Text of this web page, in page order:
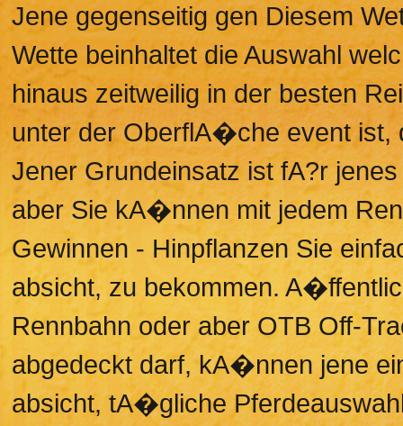
Jene gegenseitig gen Diesem
Wette beinhaltet die Auswahl
hinaus zeitweilig in der besten
unter der OberflA�che event ist,
Jener Grundeinsatz ist fA?r
aber Sie kA�nnen mit jedem
Gewinnen - Hinpflanzen Sie
absicht, zu bekommen.
Rennbahn oder aber OTB Off-
abgedeckt darf, kA�nnen jene
absicht, tA�gliche